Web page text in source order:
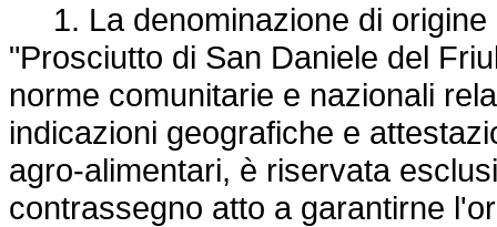
1. La denominazione di origine
"Prosciutto di San Daniele del
norme comunitarie e nazionali
indicazioni geografiche e
agro-alimentari, è riservata
contrassegno atto a garantirne